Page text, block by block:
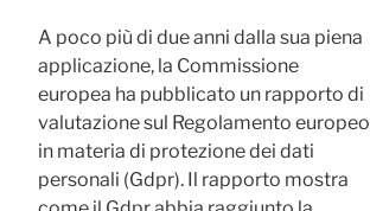
A poco più di due anni dalla sua piena
applicazione, la Commissione
europea ha pubblicato un rapporto di
valutazione sul Regolamento europeo
in materia di protezione dei dati
personali (Gdpr). Il rapporto mostra